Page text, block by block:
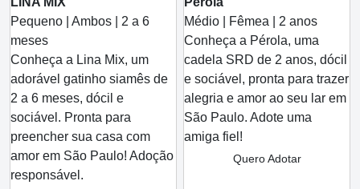
Pequeno | Ambos | 2 a 6
meses
Conheça a Lina Mix, um
adorável gatinho siamês de
2 a 6 meses, dócil e
sociável. Pronta para
preencher sua casa com
amor em São Paulo! Adoção
responsável.
Médio | Fêmea | 2 anos
Conheça a Pérola, uma
cadela SRD de 2 anos, dócil
e sociável, pronta para trazer
alegria e amor ao seu lar em
São Paulo. Adote uma
amiga fiel!
Quero Adotar